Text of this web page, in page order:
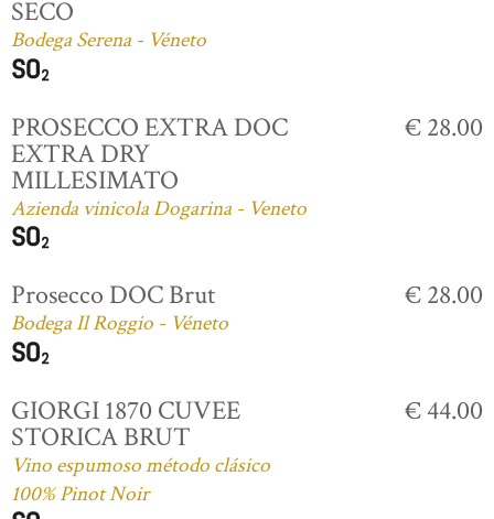
SECO
Bodega Serena - Véneto
PROSECCO EXTRA DOC
EXTRA DRY
MILLESIMATO
Azienda vinicola Dogarina - Veneto
€ 28.00
Prosecco DOC Brut
Bodega Il Roggio - Véneto
€ 28.00
GIORGI 1870 CUVEE
STORICA BRUT
Vino espumoso método clásico
100% Pinot Noir
€ 44.00